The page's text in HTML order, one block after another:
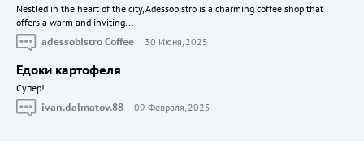
Nestled in the heart of the city, Adessobistro is a charming coffee shop that
offers a warm and inviting...
adessobistro Coffee
30 Июня, 2025
Едоки картофеля
Cупер!
ivan.dalmatov.88
09 Февраля, 2025